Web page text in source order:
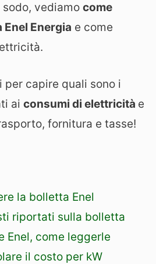
vediamo come
Energia e come
capire quali sono i
ai consumi di elettricità e
fornitura e tasse!
la bolletta Enel
riportati sulla bolletta
Enel, come leggerle
il costo per kW